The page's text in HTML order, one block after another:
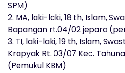
SPM)
2. MA, laki-laki, 18 th, Islam,
Bapangan rt.04/02 jepara
3. TI, laki-laki, 19 th, Islam,
Krapyak Rt. 03/07 Kec.
(Pemukul KBM)